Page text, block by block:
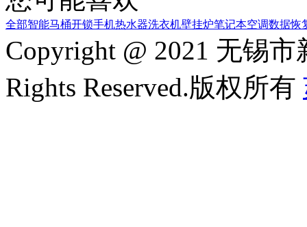
全部智能马桶开锁手机热水器洗衣机壁挂炉笔记本空调数据恢
Copyright @ 2021 无锡
Rights Reserved.版权所有